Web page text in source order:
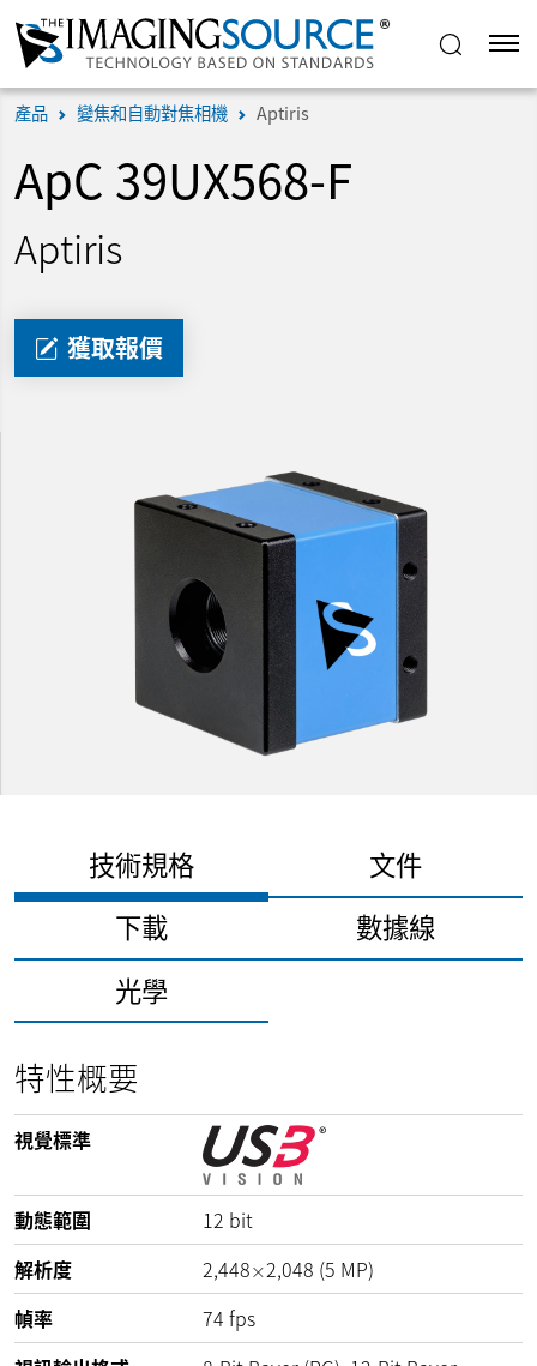
產品 變焦和自動對焦相機 Aptiris
ApC 39UX568-F
Aptiris
獲取報價
技術規格
文件
下載
數據線
光學
特性概要
視覺標準
動態範圍 12 bit
解析度
2,448×2,048 (5 MP)
幀率
74 fps